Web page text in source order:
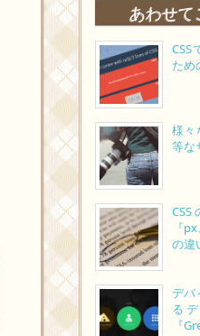
あわせて
CSS
ため
様々
等な
『
の違
デバ
る
『